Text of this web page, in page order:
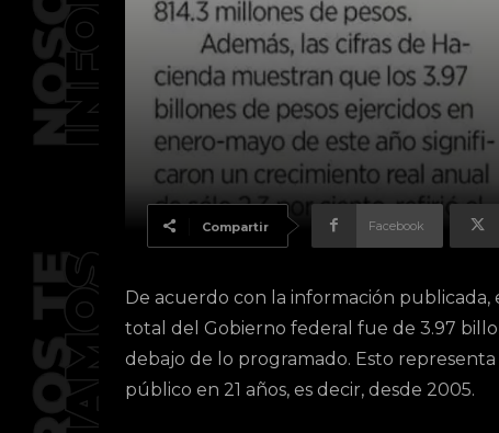
Compartir Facebook
De acuerdo con la información
total del Gobierno federal fue de 3.97
debajo de lo programado. Esto
público en 21 años, es decir, desde 2005.